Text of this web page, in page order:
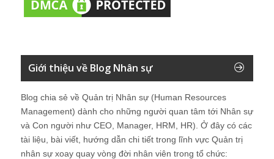
Giới thiệu về Blog Nhân sự
Blog chia sẻ về Quản trị Nhân sự (Human Resources
Management) dành cho những người quan tâm tới Nhân sự
và Con người như CEO, Manager, HRM, HR). Ở đây có các
tài liệu, bài viết, hướng dẫn chi tiết trong lĩnh vực Quản trị
nhân sự xoay quay vòng đời nhân viên trong tổ chức: